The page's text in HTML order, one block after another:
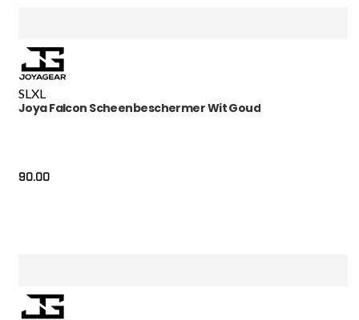
SLXL
Joya Falcon Scheenbeschermer Wit Goud
90.00